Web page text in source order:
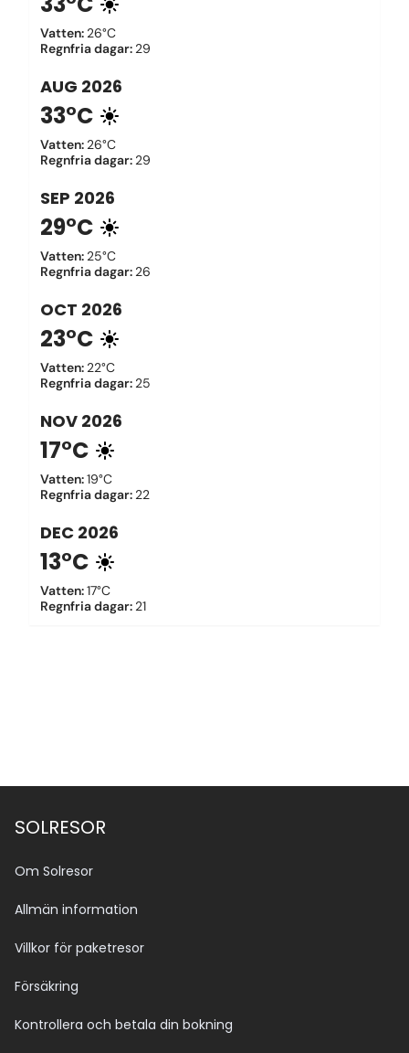
Vatten: 26°C
Regnfria dagar: 29
AUG 2026
33°C
Vatten: 26°C
Regnfria dagar: 29
SEP 2026
29°C
Vatten: 25°C
Regnfria dagar: 26
OCT 2026
23°C
Vatten: 22°C
Regnfria dagar: 25
NOV 2026
17°C
Vatten:19°C
Regnfria dagar: 22
DEC 2026
13°C
Vatten:17°C
Regnfria dagar: 21
SOLRESOR
Om Solresor
Allmän information
Villkor för paketresor
Försäkring
Kontrollera och betala din bokning